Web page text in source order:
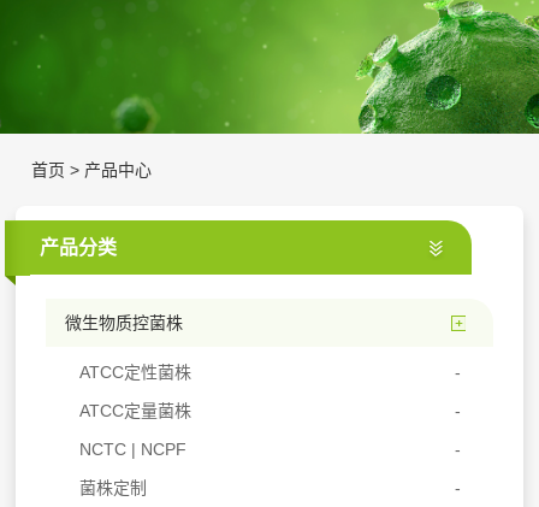
首页 > 产品中心
产品分类
微生物质控菌株
ATCC定性菌株
ATCC定量菌株
NCTC | NCPF
菌株定制